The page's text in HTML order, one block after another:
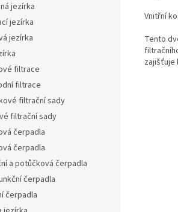
jezírka
jezírka
jezírka
filtrace
filtrace
filtrační sady
filtrační sady
čerpadla
čerpadla
a potůčková čerpadla
čerpadla
čerpadla
Vnitřní
Tento
zajišťuje